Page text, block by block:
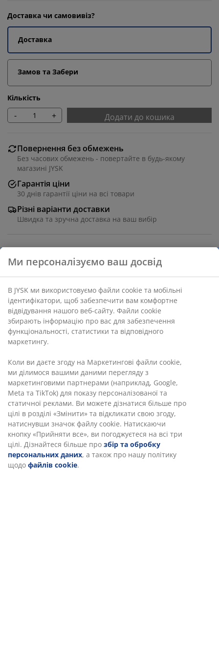
Доставка чи самовивіз?
Доставка
Замов та Забери
Кількість
- + Додати до кошика
Повернення без обмежень
Без часових обмежень - повертайте в будь-якому
магазині JYSK
Гарантія ціни
30 днів гарантії ціни на всі товари
Різні варіанти доставки
Швидка та зручна доставка на ваш вибір
Артикул: 3600636
Інструкція по збірці
Характеристики
Відгуки
(108)
Доставка
Ми персоналізуємо ваш досвід
В JYSK ми використовуємо файли cookie та мобільні
ідентифікатори, щоб забезпечити вам комфортне
відвідування нашого веб-сайту. Файли cookie збирають
інформацію про вас для забезпечення
функціональності, статистики та відповідного
маркетингу.
Коли ви даєте згоду на Маркетингові файли cookie, ми
ділимося вашими даними перегляду з маркетинговими
партнерами (наприклад, Google, Meta та TikTok) для
показу персоналізованої та статичної реклами. Ви
можете дізнатися більше про цілі в розділі «Змінити» та
відкликати свою згоду, натиснувши значок файлу cookie.
Натискаючи кнопку «Прийняти все», ви погоджуєтеся на
всі три цілі. Дізнайтеся більше про